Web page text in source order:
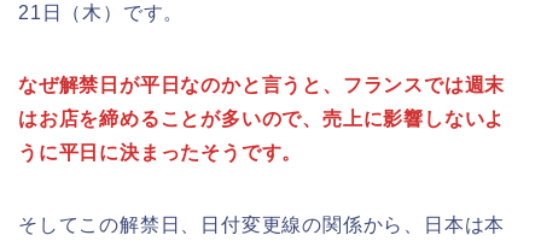
21日（木）です。
なぜ解禁日が平日なのかと言うと、フランスでは週末
はお店を締めることが多いので、売上に影響しないよ
うに平日に決まったそうです。
そしてこの解禁日、日付変更線の関係から、日本は本